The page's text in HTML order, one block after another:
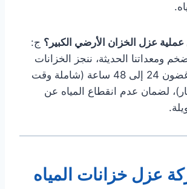
عزل الخزان الأرضي الكبير؟ ج:
ومعداتنا الحديثة، ننجز الخزانات
المتوسطة في غضون 24 إلى 48 ساعة (شاملة وقت
لضمان عدم انقطاع المياه عن
عزل خزانات المياه